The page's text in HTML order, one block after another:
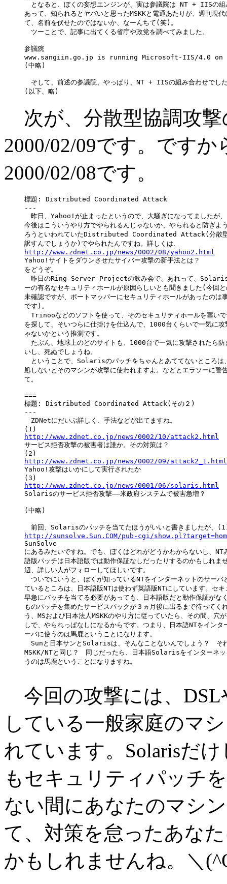
となると、ぼくの妄想エンジンが、実は参議院は NT + IISの組
あって、知られるとヤバいと思ったMSKKと電通あたりが、週刊現
て、名前を伏せたのではないか、なーんちて(笑)。
ツーことで、記事に出てくる省庁や政党を調べてみました。
参議院
www.sangiin.go.jp is running Microsoft-IIS/4.0 on
(中略)
そして、前述の参議院、やっぱり、NT + IISの組み合わせでし
次が、分散型協調攻撃
2000/02/09です。です
2000/02/08です。
標題: Distributed Coordinated Attack
---
昨日、Yahoo!が止まったというので、大騒ぎになってましたが
今後はこういうやり方でやられるんじゃないか、やられると防ぎよ
ろうといわれていたDistributed Coordinated Attack(分散型
http://www.zdnet.co.jp/news/0002/08/yahoo2.html
Yahoo!サイトをダウンさせたサイバー攻撃の新手法とは？
をどうぞ。
昨日のRing Server Projectの飲み会で、あれって、Solaris
ーの有名なセキュリティホールが原因らしいとも聞きました(今回
未確認ですが、ポートマッパーにセキュリティホールがあったのは
です)。
Trinooなどのソフトを使って、そのセキュリティホールを塞い
を探して、そいつらに仕掛けを仕込んで、1000台くらいで一気に攻
ゃないかという推測です。
たぶん、地球上のどのサイトも、1000台で一気に攻撃されたら防
いし、死ぬでしょうね。
ということで、Solarisのパッチをちゃんとあててないところは
処しないとそのマシンが攻撃に使われますよ。などとエラソーに警
て。
===
標題: Distributed Coordinated Attack(その２)
---
ZDNetにだいぶ詳しく、手法などが出てますね。
http://www.zdnet.co.jp/news/0002/10/attack2.html
サービス拒否攻撃の被害者は誰か。その対策は？
http://www.zdnet.co.jp/news/0002/09/attack2_1.html
Yahoo!攻撃はいかにして実行されたか
http://www.zdnet.co.jp/news/0001/06/solaris.html
Solarisのサービス拒否攻撃――米政府システムで被害急増？
(中略)
http://sunsolve.Sun.COM/pub-cgi/
SunSolve
にあるみたいですね。でも、ぼくはどれがどうかわからないし、NT
語版パッチは日本語版では動作保証なしだったりするのかもしれま
辺、詳しい人がフォローしてほしいです。
ついでにいうと、ぼくが知っているNTをインターネットのサーバ
ているところは、日本語版NTは使わず英語版NTにしています。セ
早急にパッチを当てる必要があっても、日本語版だと動作保証がな
ものパッチを集めたサービスパックが３ヵ月後に出るまで待ってく
う、MSおよび日本法人MSKKのやり方に従っていたら、その間、穴
しで、やられっぱなしになるからです。つまり、日本語NTをインタ
ーバに使うのは馬鹿ということになります。
Sunと日本サンとSolarisは、そんなことないんでしょう？　そ
MSKK/NTと同じ？　同じだったら、日本語Solarisをインターネッ
うのは馬鹿ということになりますね。
今回の攻撃には、DSL
している一般家庭のマ
れています。Solarisだ
もセキュリティパッチ
ない間にあなたのマシ
て、対策を怠ったあな
かもしれませんね。＼